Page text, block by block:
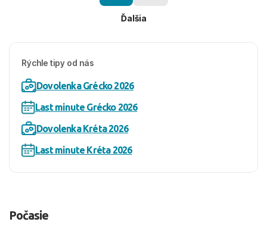
Ďalšia
Rýchle tipy od nás
Dovolenka Grécko 2026
Last minute Grécko 2026
Dovolenka Kréta 2026
Last minute Kréta 2026
Počasie